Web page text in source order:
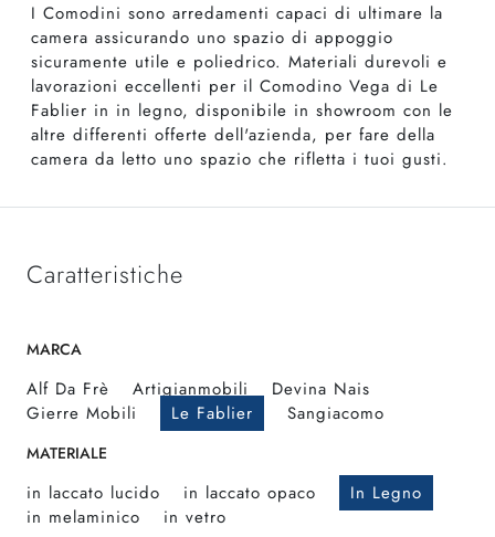
I Comodini sono arredamenti capaci di ultimare la
camera assicurando uno spazio di appoggio
sicuramente utile e poliedrico. Materiali durevoli e
lavorazioni eccellenti per il Comodino Vega di Le
Fablier in in legno, disponibile in showroom con le
altre differenti offerte dell'azienda, per fare della
camera da letto uno spazio che rifletta i tuoi gusti.
Caratteristiche
MARCA
Alf Da Frè Artigianmobili
Devina Nais
Gierre Mobili
Le Fablier Sangiacomo
MATERIALE
in laccato lucido in laccato opaco
In Legno
in melaminico
in vetro